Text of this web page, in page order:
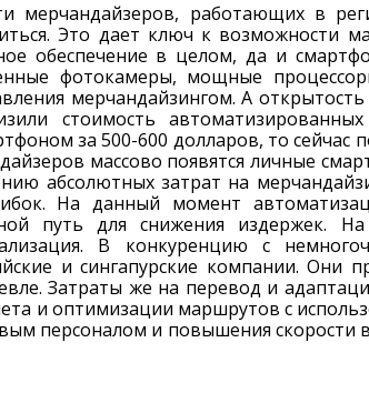
мерчандайзеров, работающих в
Это дает ключ к возможности
обеспечение в целом, да и
фотокамеры, мощные
мерчандайзингом. А
стоимость
за 500-600 долларов, то сейчас
массово появятся личные
абсолютных затрат на
На данный момент
путь для снижения издержек.
В конкуренцию с
и сингапурские компании. Они
Затраты же на перевод и
и оптимизации маршрутов с
персоналом и повышения скорости